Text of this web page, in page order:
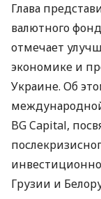
Глава
валютного
отмечает
экономике и
Украине. Об
BG Capital,
Грузии и